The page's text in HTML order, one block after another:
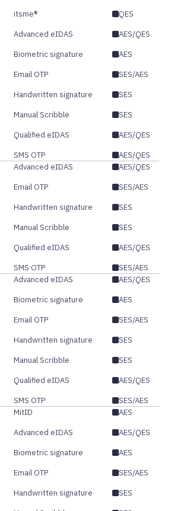
itsme®
QES
Advanced eIDAS
AES/QES
Biometric signature
AES
Email OTP
SES/AES
Handwritten signature
SES
Manual Scribble
SES
Qualified eIDAS
AES/QES
SMS OTP
AES/QES
Advanced eIDAS
AES/QES
Email OTP
SES/AES
Handwritten signature
SES
Manual Scribble
SES
Qualified eIDAS
AES/QES
SMS OTP
SES/AES
Advanced eIDAS
AES/QES
Biometric signature
AES
Email OTP
SES/AES
Handwritten signature
SES
Manual Scribble
SES
Qualified eIDAS
AES/QES
SMS OTP
SES/AES
MitID
AES
Advanced eIDAS
AES/QES
Biometric signature
AES
Email OTP
SES/AES
Handwritten signature
SES